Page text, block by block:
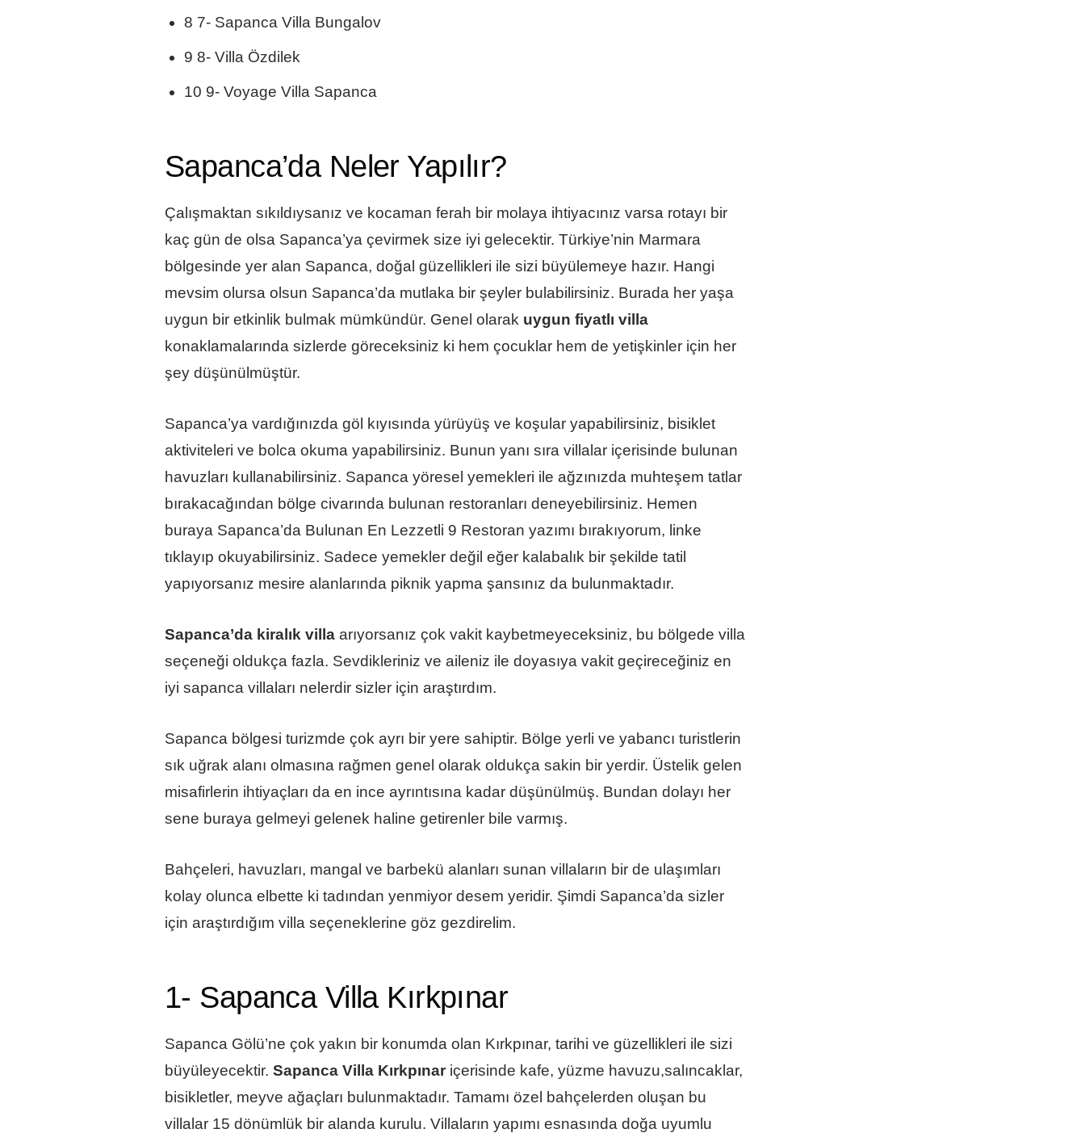
8 7- Sapanca Villa Bungalov
9 8- Villa Özdilek
10 9- Voyage Villa Sapanca
Sapanca’da Neler Yapılır?
Çalışmaktan sıkıldıysanız ve kocaman ferah bir molaya ihtiyacınız varsa rotayı bir
kaç gün de olsa Sapanca’ya çevirmek size iyi gelecektir. Türkiye’nin Marmara
bölgesinde yer alan Sapanca, doğal güzellikleri ile sizi büyülemeye hazır. Hangi
mevsim olursa olsun Sapanca’da mutlaka bir şeyler bulabilirsiniz. Burada her yaşa
uygun bir etkinlik bulmak mümkündür. Genel olarak uygun fiyatlı villa
konaklamalarında sizlerde göreceksiniz ki hem çocuklar hem de yetişkinler için her
şey düşünülmüştür.
Sapanca’ya vardığınızda göl kıyısında yürüyüş ve koşular yapabilirsiniz, bisiklet
aktiviteleri ve bolca okuma yapabilirsiniz. Bunun yanı sıra villalar içerisinde bulunan
havuzları kullanabilirsiniz. Sapanca yöresel yemekleri ile ağzınızda muhteşem tatlar
bırakacağından bölge civarında bulunan restoranları deneyebilirsiniz. Hemen
buraya Sapanca’da Bulunan En Lezzetli 9 Restoran yazımı bırakıyorum, linke
tıklayıp okuyabilirsiniz. Sadece yemekler değil eğer kalabalık bir şekilde tatil
yapıyorsanız mesire alanlarında piknik yapma şansınız da bulunmaktadır.
Sapanca’da kiralık villa arıyorsanız çok vakit kaybetmeyeceksiniz, bu bölgede villa
seçeneği oldukça fazla. Sevdikleriniz ve aileniz ile doyasıya vakit geçireceğiniz en
iyi sapanca villaları nelerdir sizler için araştırdım.
Sapanca bölgesi turizmde çok ayrı bir yere sahiptir. Bölge yerli ve yabancı turistlerin
sık uğrak alanı olmasına rağmen genel olarak oldukça sakin bir yerdir. Üstelik gelen
misafirlerin ihtiyaçları da en ince ayrıntısına kadar düşünülmüş. Bundan dolayı her
sene buraya gelmeyi gelenek haline getirenler bile varmış.
Bahçeleri, havuzları, mangal ve barbekü alanları sunan villaların bir de ulaşımları
kolay olunca elbette ki tadından yenmiyor desem yeridir. Şimdi Sapanca’da sizler
için araştırdığım villa seçeneklerine göz gezdirelim.
1- Sapanca Villa Kırkpınar
Sapanca Gölü’ne çok yakın bir konumda olan Kırkpınar, tarihi ve güzellikleri ile sizi
büyüleyecektir. Sapanca Villa Kırkpınar içerisinde kafe, yüzme havuzu,salıncaklar,
bisikletler, meyve ağaçları bulunmaktadır. Tamamı özel bahçelerden oluşan bu
villalar 15 dönümlük bir alanda kurulu. Villaların yapımı esnasında doğa uyumlu